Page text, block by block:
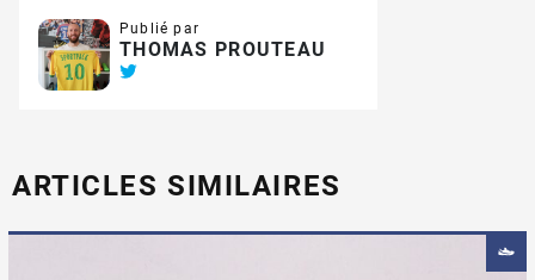
Publié par
THOMAS PROUTEAU
ARTICLES SIMILAIRES